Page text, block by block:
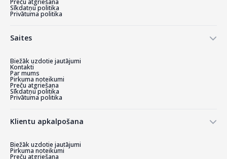
Preču atgriešana
Sīkdatņu politika
Privātuma politika
Saites
Biežāk uzdotie jautājumi
Kontakti
Par mums
Pirkuma noteikumi
Preču atgriešana
Sīkdatņu politika
Privātuma politika
Klientu apkalpošana
Biežāk uzdotie jautājumi
Pirkuma noteikumi
Preču atgriešana